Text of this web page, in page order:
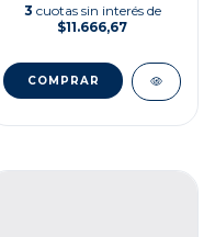
3 cuotas sin interés de
$11.666,67